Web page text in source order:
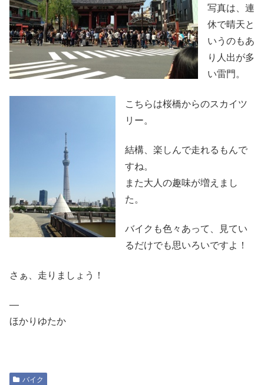
写真は、連
休で晴天と
いうのもあ
り人出が多
い雷門。
こちらは桜橋からのスカイツ
リー。
結構、楽しんで走れるもんで
すね。
また大人の趣味が増えまし
た。
バイクも色々あって、見てい
るだけでも思いろいですよ！
さぁ、走りましょう！
—
ほかりゆたか
バイク